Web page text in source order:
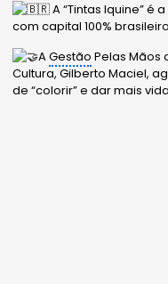
A “Tintas Iquine” é
com capital 100%
AGestão Pelas Mãos
Cultura, Gilberto Maciel,
de “colorir” e dar mais